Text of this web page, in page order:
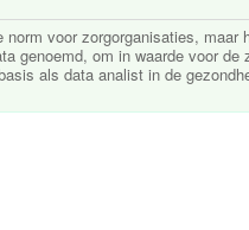
norm voor zorgorganisaties, maar
genoemd, om in waarde voor
als data analist in de